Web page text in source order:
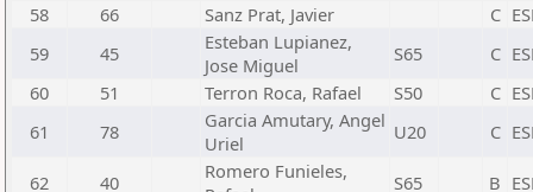
58
66 Sanz Prat, Javier C
59
45
Esteban Lupianez,
Jose Miguel
S65 C
60
51 Terron Roca, Rafael S50 C
61
78
Garcia Amutary, Angel
Uriel
U20 C
62 40
Romero Funieles,
S65 B